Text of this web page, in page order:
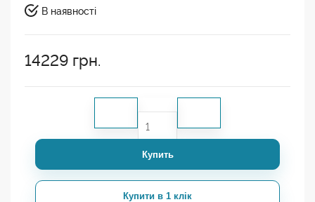
В наявності
14229 грн.
Купить
Купити в 1 клік